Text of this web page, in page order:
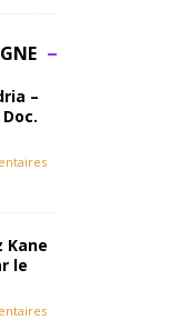
–
Kane
le